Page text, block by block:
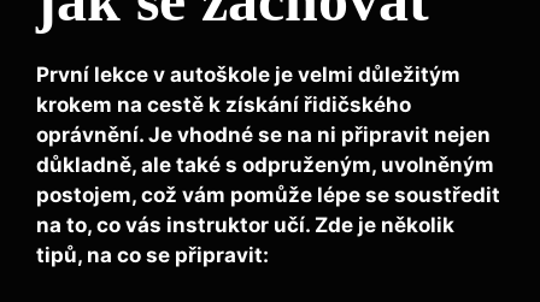
První lekce v autoškole je velmi důležitým
krokem na cestě k získání řidičského
oprávnění. Je vhodné se na ni připravit nejen
důkladně, ale také s odpruženým, uvolněným
postojem, což vám pomůže lépe se soustředit
na to, co vás instruktor učí. Zde je několik
tipů, na co se připravit: